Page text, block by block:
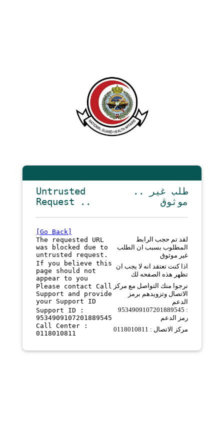
Untrusted
Request ..
.. طلب غير
موثوق
[Go Back]
The requested URL
was blocked due to
untrusted request.
لقد تم حجب الرابط
المطلوب بسبب ان الطلب
غير موثوق
If you believe this
page should not
appear to you
اذا كنت تعتقد انه لا يجب ان
تظهر هذه الصفحه لك
Please contact Call
Support and provide
your Support ID
نرجوا منك التواصل مع مركز
الاتصال وتزويدهم برمز
الدعم
Support ID :
9534909107201889545
9534909107201889545 :
رمز الدعم
Call Center :
0118010811
مركز الاتصال : 0118010811